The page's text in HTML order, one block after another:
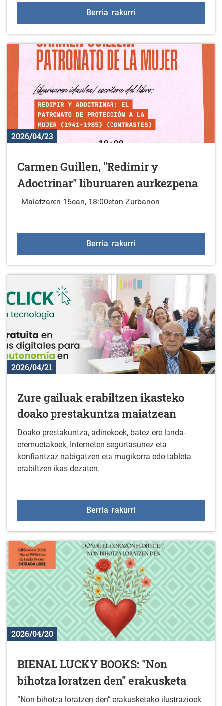
Berria irakurri
2026/04/23
Carmen Guillen, "Redimir y
Adoctrinar" liburuaren aurkezpena
Maiatzaren 15ean, 18:00etan Zurbanon
Berria irakurri
2026/04/21
Zure gailuak erabiltzen ikasteko
doako prestakuntza maiatzean
Doako prestakuntza, adinekoek, batez ere landa-
eremuetakoek, Interneten segurtasunez eta
konfiantzaz nabigatzen eta mugikorra edo tableta
erabiltzen ikas dezaten.
Berria irakurri
2026/04/20
BIENAL LUCKY BOOKS: "Non
bihotza loratzen den" erakusketa
“Non bihotza loratzen den” erakusketako ilustrazioek